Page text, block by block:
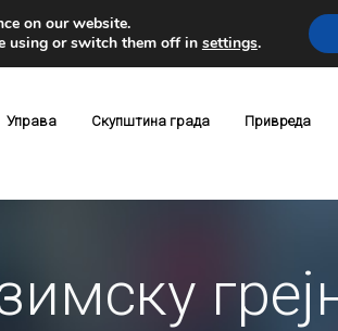
Управа Скупштина града Привреда
on our website.
using or switch them off in settings.